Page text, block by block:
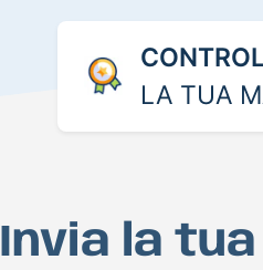
LA TUA
Invia la